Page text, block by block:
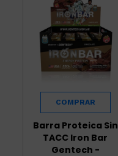
Barra Proteica Sin
TACC Iron Bar
Gentech -